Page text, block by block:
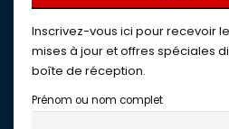
Inscrivez-vous ici pour recevoir
mises à jour et offres spéciales
boîte de réception.
Prénom ou nom complet